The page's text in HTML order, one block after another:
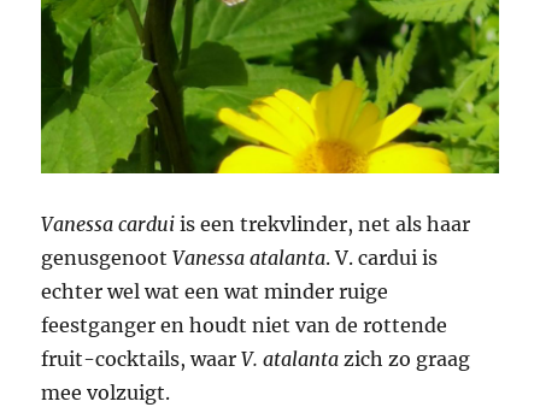
Vanessa cardui is een trekvlinder, net als haar
genusgenootVanessa atalanta. V. cardui is
echter wel wat een wat minder ruige
feestganger en houdt niet van de rottende
fruit-cocktails, waarV. atalanta zich zo graag
mee volzuigt.